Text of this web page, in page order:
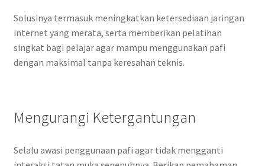
Solusinya termasuk meningkatkan ketersediaan jaringan
internet yang merata, serta memberikan pelatihan
singkat bagi pelajar agar mampu menggunakan pafi
dengan maksimal tanpa keresahan teknis.
Mengurangi Ketergantungan
Selalu awasi penggunaan pafi agar tidak mengganti